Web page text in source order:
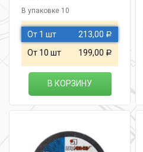
В упаковке 10
От 1 шт 213,00 Р
От 10 шт 199,00 Р
В КОРЗИНУ